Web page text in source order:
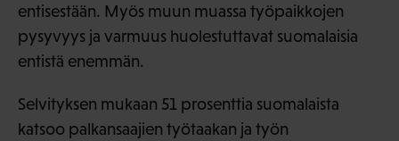
entisestään. Myös muun muassa työpaikkojen
pysyvyys ja varmuus huolestuttavat suomalaisia
entistä enemmän.
Selvityksen mukaan 51 prosenttia suomalaista
katsoo palkansaajien työtaakan ja työn